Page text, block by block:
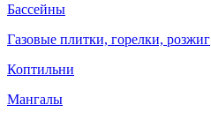
Бассейны
Газовые плитки, горелки, розжиг
Коптильни
Мангалы